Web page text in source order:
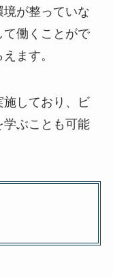
が整っていな
て働くことがで
ます。
施しており、ビ
学ぶことも可能